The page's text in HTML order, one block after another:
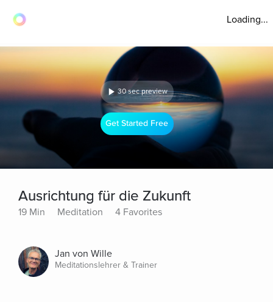
Loading...
30 sec preview
Get Started Free
Ausrichtung für die Zukunft
19 Min Meditation 4 Favorites
Jan von Wille
Meditationslehrer & Trainer